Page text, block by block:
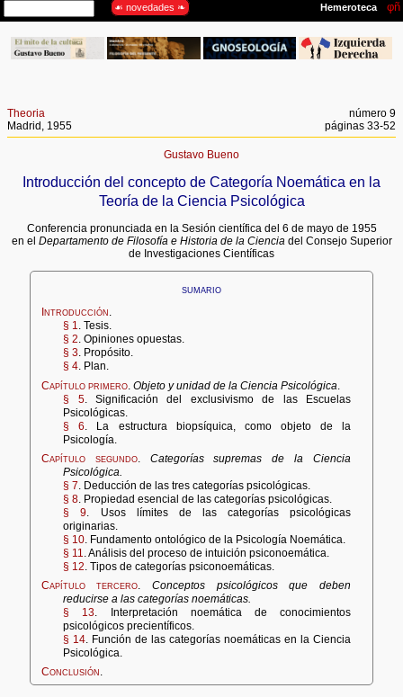
Theoria
Madrid, 1955
número 9
páginas 33-52
Gustavo Bueno
Introducción del concepto de Categoría Noemática en la
Teoría de la Ciencia Psicológica
Conferencia pronunciada en la Sesión científica del 6 de mayo de 1955
en el Departamento de Filosofía e Historia de la Ciencia del Consejo Superior
de Investigaciones Científicas
sumario
Introducción.
§ 1. Tesis.
§ 2. Opiniones opuestas.
§ 3. Propósito.
§ 4. Plan.
Capítulo primero. Objeto y unidad de la Ciencia Psicológica
§ 5. Significación del exclusivismo de las Escuelas
Psicológicas.
§ 6
. La estructura biopsíquica, como objeto de la
Psicología.
Capítulo segundo. Categorías supremas de la Ciencia
Psicológica.
§ 7 . Deducción de las tres categorías psicológicas.
§ 8 . Propiedad esencial de las categorías psicológicas.
§ 9 . Usos límites de las categorías psicológicas
originarias.
§ 10 . Fundamento ontológico de la Psicología Noemática.
§ 11 . Análisis del proceso de intuición psiconoemática.
§ 12 . Tipos de categorías psiconoemáticas.
Capítulo tercero .Conceptos psicológicos que deben
reducirse a las categorías noemáticas.
§ 13 . Interpretación noemática de conocimientos
psicológicos precientíficos.
§ 14 . Función de las categorías noemáticas en la Ciencia
Psicológica.
Conclusión.